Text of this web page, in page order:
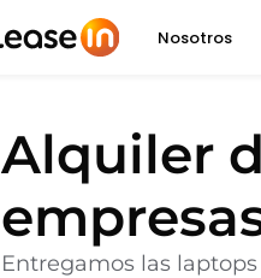
Nosotros
Alquiler
Entregamos las